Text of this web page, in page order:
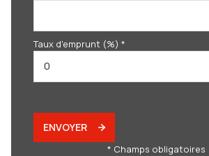
Taux d'emprunt (%) *
ENVOYER
* Champs obligatoires